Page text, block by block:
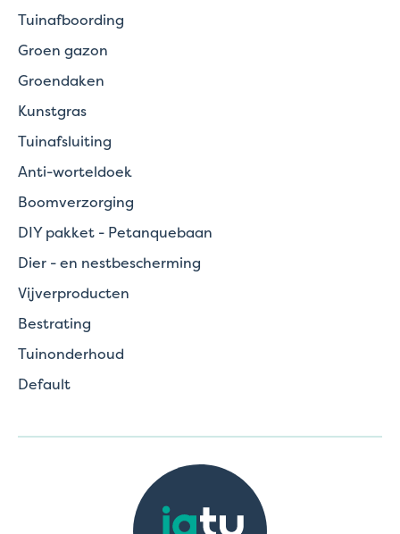
Tuinafboording
Groen gazon
Groendaken
Kunstgras
Tuinafsluiting
Anti-worteldoek
Boomverzorging
DIY pakket - Petanquebaan
Dier - en nestbescherming
Vijverproducten
Bestrating
Tuinonderhoud
Default